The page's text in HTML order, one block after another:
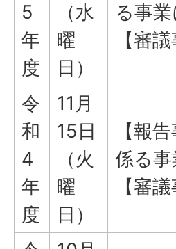
5
年
度
（水
曜
日）
る事
【審
令
和
4
年
度
11月
15日
（火
曜
日）
【報
係る
【審